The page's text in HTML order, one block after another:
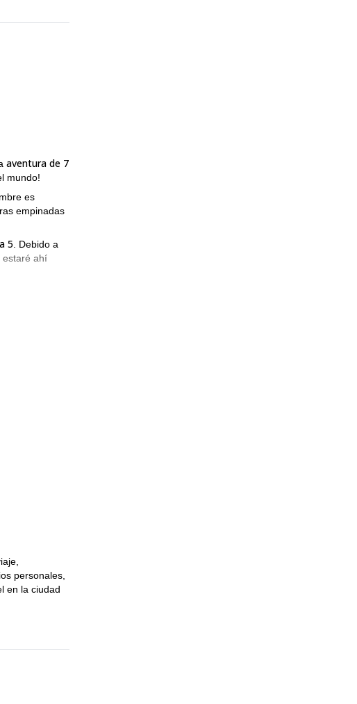
aventura de 7
mundo!
es
empinadas
5 . Debido a
estaré ahí
personales,
en la ciudad